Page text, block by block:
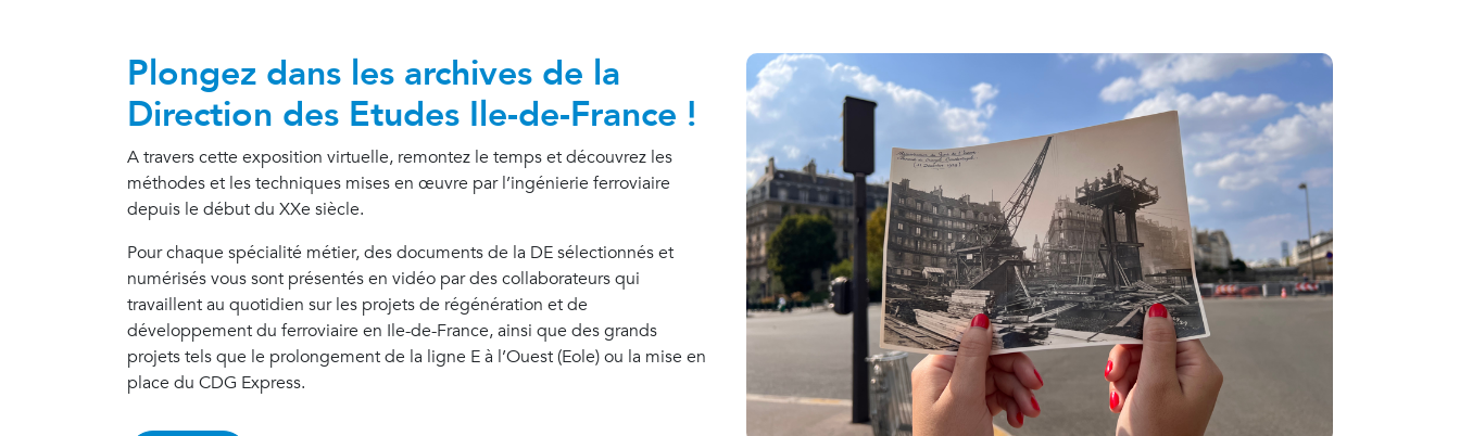
Plongez dans les archives de la
Direction des Etudes Ile-de-France !
A travers cette exposition virtuelle, remontez le temps et découvrez les
méthodes et les techniques mises en œuvre par l’ingénierie ferroviaire
depuis le début du XXe siècle.
Pour chaque spécialité métier, des documents de la DE sélectionnés et
numérisés vous sont présentés en vidéo par des collaborateurs qui
travaillent au quotidien sur les projets de régénération et de
développement du ferroviaire en Ile-de-France, ainsi que des grands
projets tels que le prolongement de la ligne E à l’Ouest (Eole) ou la mise en
place du CDG Express.